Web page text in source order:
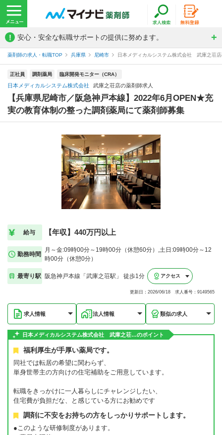
! 安心・安全な転職サポートの提供に努めます。
薬剤師の求人・転職TOP 兵庫県 尼崎市 日本メディカルシステム株式会社 武庫之荘
正社員 調剤薬局 臨床開発モニター（CRA）
日本メディカルシステム株式会社 武庫之荘店の薬剤師求人
【兵庫県尼崎市／阪急神戸本線】2022年6月OPEN★充
実の教育体制の整った調剤薬局にて薬剤師募集
給与 【年収】440万円以上
勤務時間
月～金:09時00分～19時00分（休憩60分）,土日:09時00分～12
時00分（休憩0分）
最寄り駅 阪急神戸本線「武庫之荘駅」 徒歩1分 アクセス
更新日：2026/06/18 求人番号：9149565
求人情報 法人情報 類似の求人
日本メディカルシステム株式会社 武庫之荘…のポイント
福利厚生が手厚い薬局です。
同社では転居の希望に関わらず、
単身世帯主の方向けの住宅補助をご用意しています。
転職をきっかけに一人暮らしにチャレンジしたい、
住宅費が負担だな、と感じている方にお勧めです
調剤に不安をお持ちの方をしっかりサポートします。
●このような研修制度があります。